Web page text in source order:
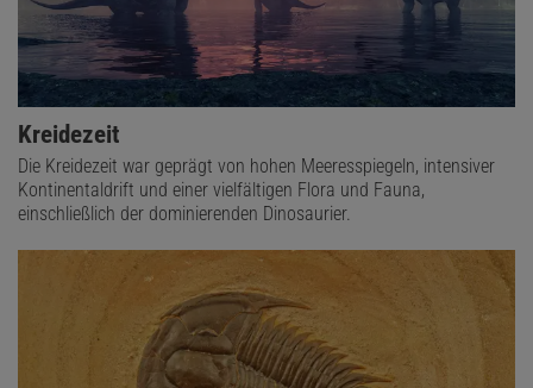
Kreidezeit
Die Kreidezeit war geprägt von hohen Meeresspiegeln, intensiver
Kontinentaldrift und einer vielfältigen Flora und Fauna,
einschließlich der dominierenden Dinosaurier.